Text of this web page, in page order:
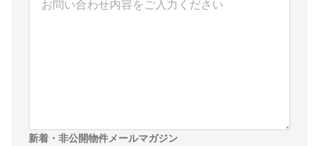
新着・非公開物件メールマガジン